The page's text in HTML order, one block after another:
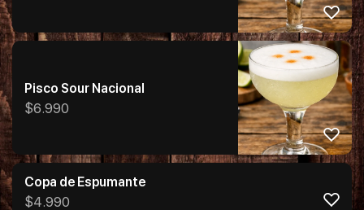
Pisco Sour Nacional
$6.990
Copa de Espumante
$4.990